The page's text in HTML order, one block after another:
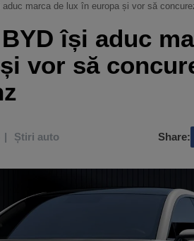
marca de lux în europa și vor să
își aduc
vor să
Știri auto Share: